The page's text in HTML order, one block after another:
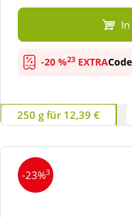
-20 %23 EXTRA
250 g für 12,39 €
-23%3